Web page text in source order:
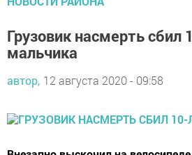
Грузовик насмерть сбил
мальчика